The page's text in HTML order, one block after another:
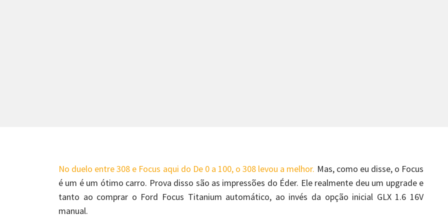
No duelo entre 308 e Focus aqui do De 0 a 100, o 308 levou a melhor. Mas, como eu disse, o Focus
é um é um ótimo carro. Prova disso são as impressões do Éder. Ele realmente deu um upgrade e
tanto ao comprar o Ford Focus Titanium automático, ao invés da opção inicial GLX 1.6 16V
manual.